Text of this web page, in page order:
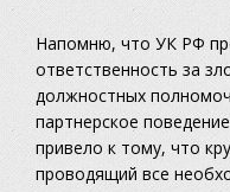
Напомню, что УК РФ
ответственность за
должностных
партнерское
привело к тому, что
проводящий все